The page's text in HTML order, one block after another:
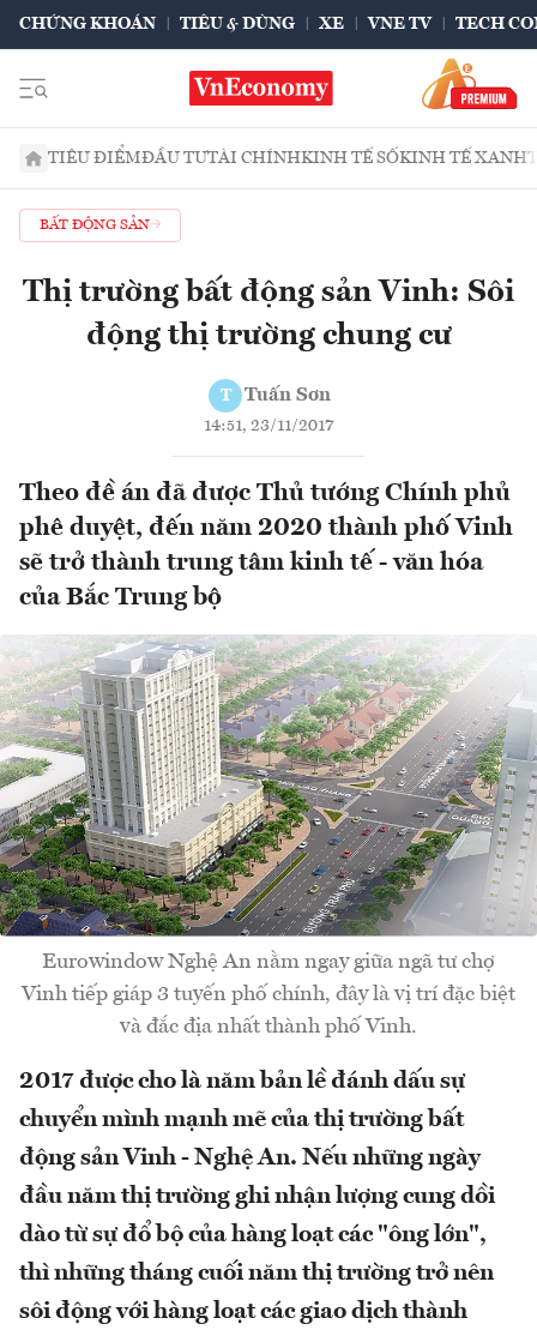
CHỨNG KHOÁN TIÊU & DÙNG XE VNE TV TECH
TIÊU ĐIỂMĐẦU TƯTÀI CHÍNHKINH TẾ SỐKINH TẾ XANH
BẤT ĐỘNG SẢN
Thị trường bất động sản Vinh: Sôi
động thị trường chung cư
T Tuấn Sơn
14:51, 23/11/2017
Theo đề án đã được Thủ tướng Chính phủ
phê duyệt, đến năm 2020 thành phố Vinh
sẽ trở thành trung tâm kinh tế - văn hóa
của Bắc Trung bộ
Eurowindow Nghệ An nằm ngay giữa ngã tư chợ
Vinh tiếp giáp 3 tuyến phố chính, đây là vị trí đặc biệt
và đắc địa nhất thành phố Vinh.
2017 được cho là năm bản lề đánh dấu sự
chuyển mình mạnh mẽ của thị trường bất
động sản Vinh - Nghệ An. Nếu những ngày
đầu năm thị trường ghi nhận lượng cung dồi
dào từ sự đổ bộ của hàng loạt các "ông lớn",
thì những tháng cuối năm thị trường trở nên
sôi động với hàng loạt các giao dịch thành